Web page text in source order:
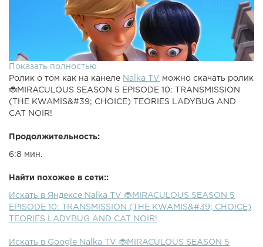
Показать полностью
Ролик о том как на канеле Nalka TV
можно скачать ролик
🐞MIRACULOUS SEASON 5 EPISODE 10: TRANSMISSION
(THE KWAMIS&#39; CHOICE) TEORIES LADYBUG AND
CAT NOIR!
Продолжительность:
6:8 мин.
Найти похожее в сети::
Искать в Яндексе Nalka TV 🐞MIRACULOUS SEASON 5
EPISODE 10: TRANSMISSION (THE KWAMIS&#39; CHOICE)
TEORIES LADYBUG AND CAT NOIR!
Искать в Google Nalka TV 🐞MIRACULOUS SEASON 5